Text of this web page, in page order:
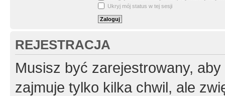
Ukryj mój status w tej sesji
REJESTRACJA
Musisz być zarejestrowany,
zajmuje tylko kilka chwil, ale